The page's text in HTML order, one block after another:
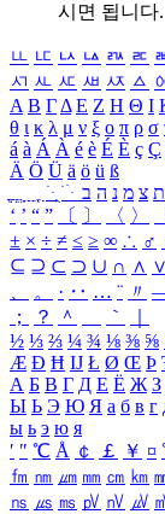
시면 됩니다.
ㅥ ㅦ ㅧ ㅨ ㅩ ㅪ
ㅺ ㅻ ㅼ ㅽ ㅾ ㅿ
Α Β ΓΔ Ε Ζ Η Θ Ι
θ ι κ λ μ ν ξ ο π ρ σ
á à Á À é è É È ç Ç
Ä Ö Ü ä ö ü ß
ִֶֹ ֻּ ׁׂ ת צ מ נ ה ב
‘ ’ “ ” 〔 〕 〈 〉 「
± × ÷ ≠ ≤ ≥ ∞ ∴ ♂
⊆ ⊇ ⊂ ⊃ ∪ ∩ ∧ ∨
、
。 · ‥ … ¨ 〃
；
？ ＾ ｀
½ ⅓ ⅔ ¼ ¾ ⅛ ⅜ ⅝
Æ Ð Ħ Ĳ Ł Ø Œ Þ
А Б В Г Д Е Ё Ж З
Ы Ь Э Ю Я а б в г
ы ь э ю я
′ ″ ℃ Å ￠ ￡ ￥ ¤
㎙ ㎚ ㎛ ㎜ ㎝ ㎞
㎱ ㎲ ㎳ ㎴ ㎵ ㎶